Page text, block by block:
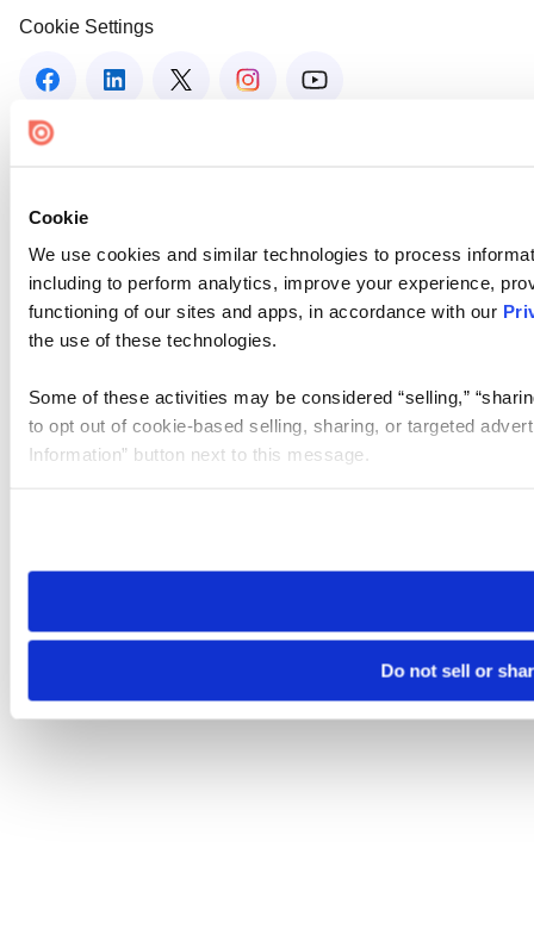
Cookie
We use cookies and similar technologies to process
including to perform analytics, improve your experience,
functioning of our sites and apps, in accordance with our
the use of these technologies.
Some of these activities may be considered “selling,”
to opt out of cookie-based selling, sharing, or targeted
Information” button next to this message.
need to be set again.
Do not sell or
Cookie Settings